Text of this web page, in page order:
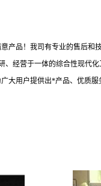
品！我司有专业的售后
经营于一体的综合性现代
大用户提供出*产品、优质服